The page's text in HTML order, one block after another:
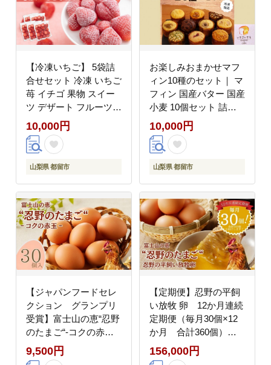
【冷凍いちご】 5袋詰
合せセット 冷凍 いちご
苺 イチゴ 果物 スイー
ツ デザート フルーツ
アイス ジャム シャーベ
ット スムージー かき氷
贈答 プレゼント
10,000円
山梨県 都留市
お楽しみおまかせマフ
ィン10種のセット｜ マ
フィン 国産バター 国産
小麦 10個セット 詰め
合わせ
10,000円
山梨県 都留市
【ジャパンフードセレ
クション グランプリ
受賞】富士山の恵“忍野
のたまご“‐コクの赤玉‐
30個入｜赤玉卵 新鮮
卵 産地直送卵 赤
9,500円
【定期便】忍野の平飼
い放牧 卵 12か月連続
定期便（毎月30個×12
か月 合計360個）
【平飼い 放牧 たま
ご 玉子 卵 おし
156,000円